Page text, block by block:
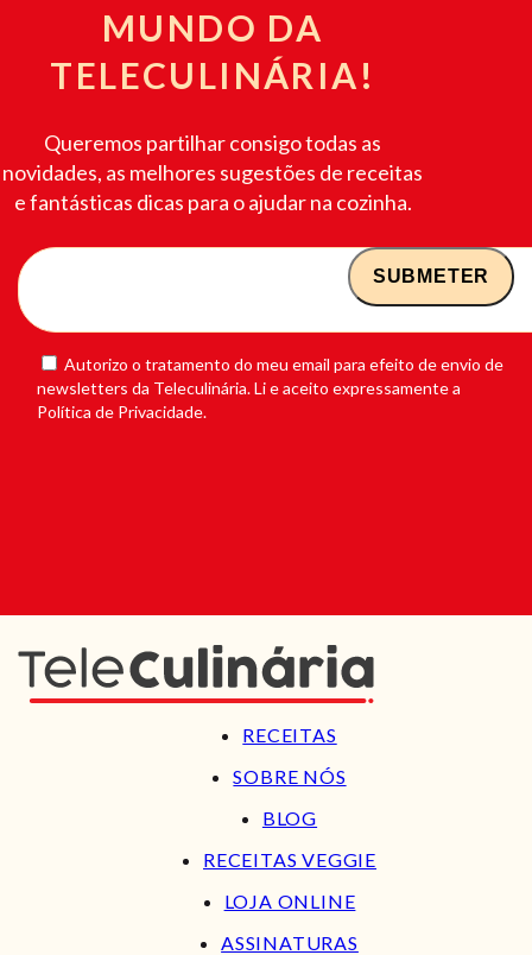
MUNDO DA
TELECULINÁRIA!
Queremos partilhar consigo todas as
novidades, as melhores sugestões de receitas
e fantásticas dicas para o ajudar na cozinha.
Autorizo o tratamento do meu email para efeito de envio de
newsletters da Teleculinária. Li e aceito expressamente a
Política de Privacidade.
RECEITAS
SOBRE NÓS
BLOG
RECEITAS VEGGIE
LOJA ONLINE
ASSINATURAS